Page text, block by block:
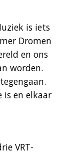
is iets
Dromen
en ons
worden.
is en elkaar
VRT-